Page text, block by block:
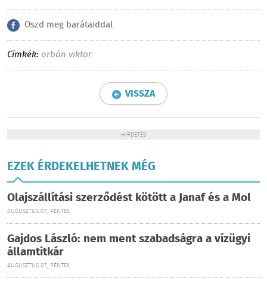
Oszd meg barátaiddal
Címkék: orbán viktor
VISSZA
HIRDETÉS
EZEK ÉRDEKELHETNEK MÉG
Olajszállítási szerződést kötött a Janaf és a Mol
AUGUSZTUS 07., PÉNTEK
Gajdos László: nem ment szabadságra a vízügyi
államtitkár
AUGUSZTUS 07., PÉNTEK